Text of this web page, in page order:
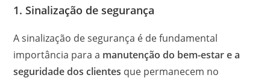
1. Sinalização de segurança
A sinalização de segurança é de fundamental
importância para a manutenção do bem-estar e a
seguridade dos clientes que permanecem no